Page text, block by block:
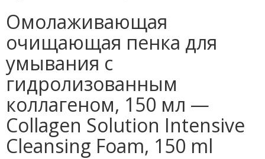
Омолаживающая
очищающая пенка для
умывания с
гидролизованным
коллагеном, 150 мл —
Collagen Solution Intensive
Cleansing Foam, 150 ml